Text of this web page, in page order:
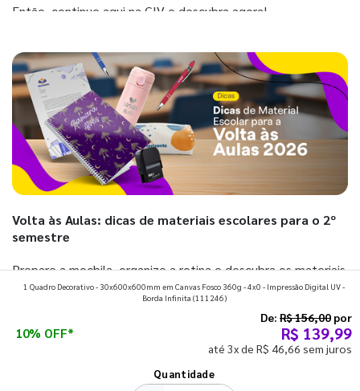
Então, continue aqui na GIV e descubra agora!
Volta às Aulas: dicas de materiais escolares para o 2º
semestre
Prepare a mochila, organize a rotina e descubra os materiais
que fazem toda diferença para começar o segundo
1 Quadro Decorativo - 30x600x600mm em Canvas Fosco 360g - 4x0 - Impressão Digital UV -
Borda Infinita (111246)
10% OFF*
De: R$ 156,00 por
R$ 139,99
até 3x de R$ 46,66 sem juros
Quantidade